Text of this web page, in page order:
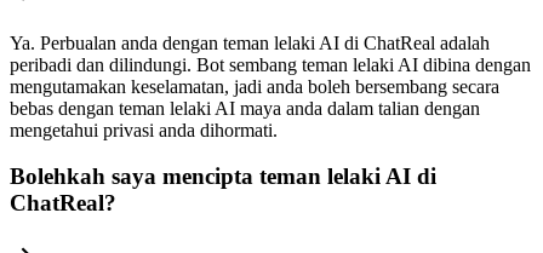
Ya. Perbualan anda dengan teman lelaki AI di ChatReal adalah
peribadi dan dilindungi. Bot sembang teman lelaki AI dibina dengan
mengutamakan keselamatan, jadi anda boleh bersembang secara
bebas dengan teman lelaki AI maya anda dalam talian dengan
mengetahui privasi anda dihormati.
Bolehkah saya mencipta teman lelaki AI di
ChatReal?